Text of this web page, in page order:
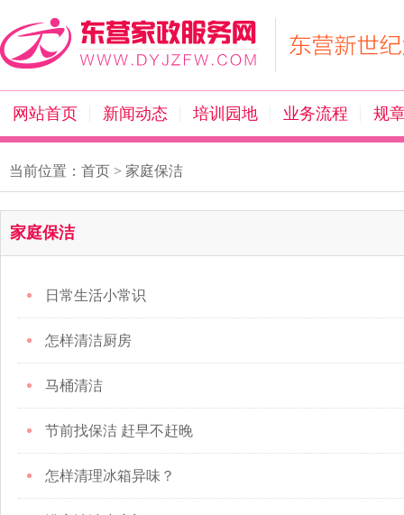
网站首页 新闻动态 培训园地 业务流程 规
当前位置： 首页 > 家庭保洁
家庭保洁
日常生活小常识
怎样清洁厨房
马桶清洁
节前找保洁 赶早不赶晚
怎样清理冰箱异味？